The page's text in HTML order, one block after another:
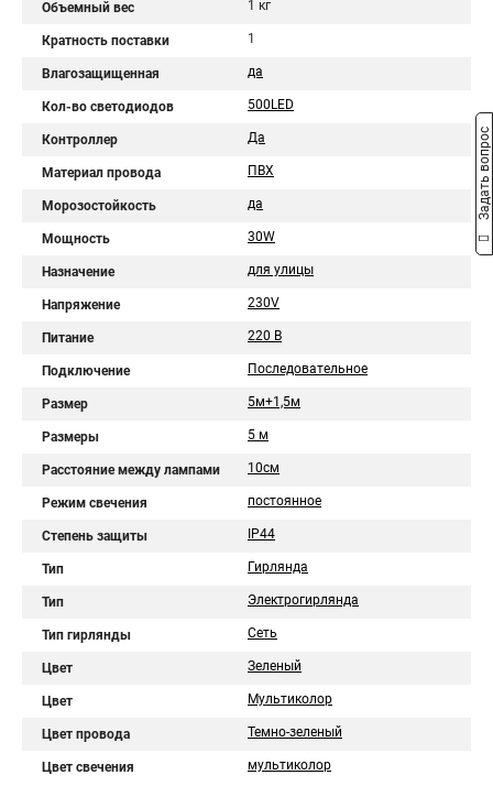
Объемный вес 1 кг
Кратность поставки 1
Влагозащищенная да
Кол-во светодиодов 500LED
Контроллер Да
Материал провода ПВХ
Морозостойкость да
Мощность 30W
Назначение для улицы
Напряжение 230V
Питание 220 В
Подключение Последовательное
Размер 5м+1,5м
Размеры 5 м
Расстояние между лампами 10см
Режим свечения постоянное
Степень защиты IP44
Тип Гирлянда
Тип Электрогирлянда
Тип гирлянды Сеть
Цвет Зеленый
Цвет Мультиколор
Цвет провода Темно-зеленый
Цвет свечения мультиколор
Задать вопрос